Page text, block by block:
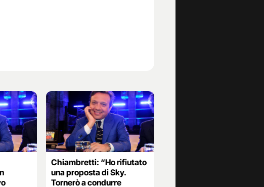
Chiambretti: “Ho rifiutato
una proposta di Sky.
Tornerò a condurre